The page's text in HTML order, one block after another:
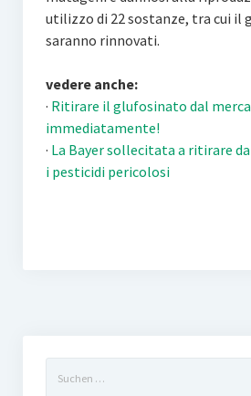
utilizzo di 22 sostanze, tra cui il
saranno rinnovati.
vedere anche:
· Ritirare il glufosinato dal
immediatamente!
· La Bayer sollecitata a ritirare
i pesticidi pericolosi
nach: